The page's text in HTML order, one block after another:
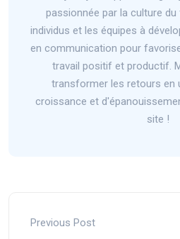
passionnée par la culture
individus et les équipes à
en communication pour
travail positif et productif.
transformer les retours en
croissance et
site !
Previous Post